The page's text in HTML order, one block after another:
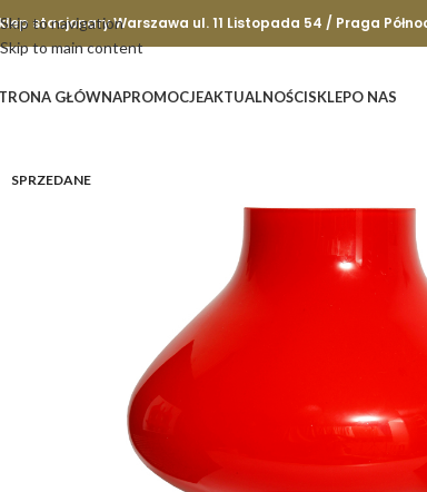
Skip to navigation
Skip to main content
stacjonary Warszawa ul. 11 Listopada 54 / Praga
GŁÓWNAPROMOCJEAKTUALNOŚCISKLEPO NAS
SPRZEDANE